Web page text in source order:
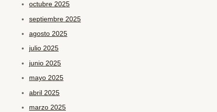
octubre 2025
septiembre 2025
agosto 2025
julio 2025
junio 2025
mayo 2025
abril 2025
marzo 2025